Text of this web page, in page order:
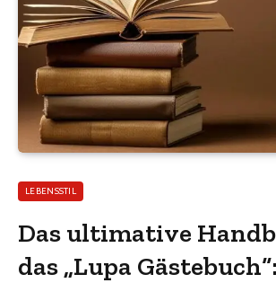
LEBENSSTIL
Das ultimative
das „Lupa